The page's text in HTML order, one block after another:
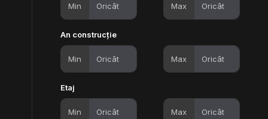
Min Max
An construcție
Min Max
Etaj
Min Max